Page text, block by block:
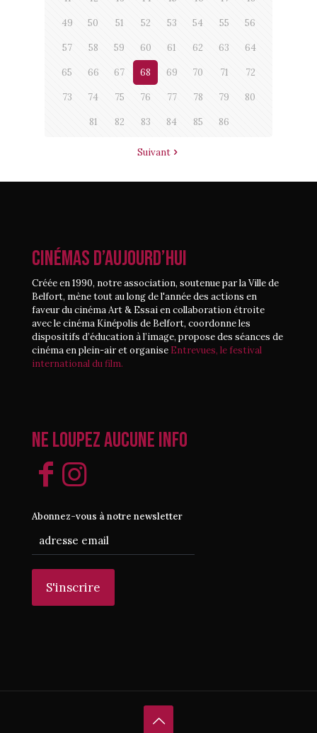
49 50 51 52 53 54 55 56
57 58 59 60 61 62 63 64
65 66 67 68 69 70 71 72
73 74 75 76 77 78 79 80
81 82 83 84 85 86
Suivant
CINÉMAS D’AUJOURD’HUI
Créée en 1990, notre association, soutenue par la Ville de
Belfort, mène tout au long de l'année des actions en
faveur du cinéma Art & Essai en collaboration étroite
avec le cinéma Kinépolis de Belfort, coordonne les
dispositifs d’éducation à l’image, propose des séances de
cinéma en plein-air et organise Entrevues, le festival
international du film.
Ne loupez aucune info
Abonnez-vous à notre newsletter